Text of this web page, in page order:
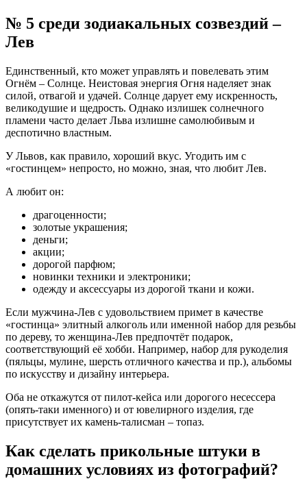
№ 5 среди зодиакальных созвездий –
Лев
Единственный, кто может управлять и повелевать этим
Огнём – Солнце. Неистовая энергия Огня наделяет знак
силой, отвагой и удачей. Солнце дарует ему искренность,
великодушие и щедрость. Однако излишек солнечного
пламени часто делает Льва излишне самолюбивым и
деспотично властным.
У Львов, как правило, хороший вкус. Угодить им с
«гостинцем» непросто, но можно, зная, что любит Лев.
А любит он:
драгоценности;
золотые украшения;
деньги;
акции;
дорогой парфюм;
новинки техники и электроники;
одежду и аксессуары из дорогой ткани и кожи.
Если мужчина-Лев с удовольствием примет в качестве
«гостинца» элитный алкоголь или именной набор для резьбы
по дереву, то женщина-Лев предпочтёт подарок,
соответствующий её хобби. Например, набор для рукоделия
(пяльцы, мулине, шерсть отличного качества и пр.), альбомы
по искусству и дизайну интерьера.
Оба не откажутся от пилот-кейса или дорогого несессера
(опять-таки именного) и от ювелирного изделия, где
присутствует их камень-талисман – топаз.
Как сделать прикольные штуки в
домашних условиях из фотографий?